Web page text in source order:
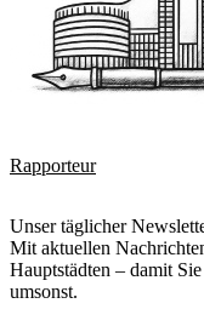
Rapporteur
Unser täglicher
Mit aktuellen
Hauptstädten – damit
umsonst.